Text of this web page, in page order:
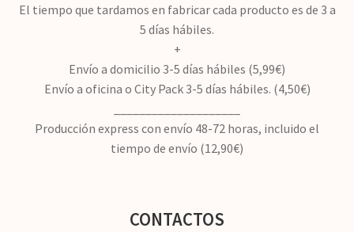
El tiempo que tardamos en fabricar cada producto es de 3 a
5 días hábiles.
+
Envío a domicilio 3-5 días hábiles (5,99€)
Envío a oficina o City Pack 3-5 días hábiles. (4,50€)
Producción express con envío 48-72 horas, incluido el
tiempo de envío (12,90€)
CONTACTOS